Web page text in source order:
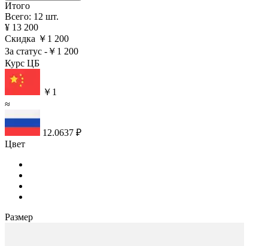
Итого
Всего: 12 шт.
¥ 13 200
Скидка ￥1 200
За статус -￥1 200
Курс ЦБ
￥1
≈
12.0637 ₽
Цвет
Размер